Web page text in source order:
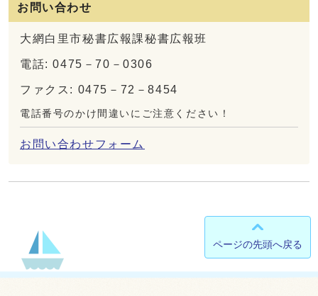
お問い合わせ
大網白里市秘書広報課秘書広報班
電話: 0475－70－0306
ファクス: 0475－72－8454
電話番号のかけ間違いにご注意ください！
お問い合わせフォーム
ページの先頭へ戻る